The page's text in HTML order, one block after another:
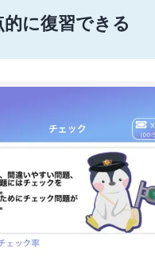
に復習できる